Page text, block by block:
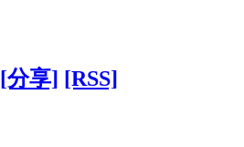
[分享] [RSS]